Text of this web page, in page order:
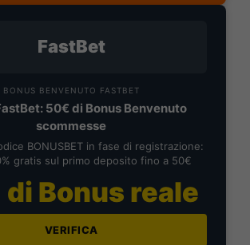
FastBet
BONUS BENVENUTO FASTBET
50€ di Bonus Benvenuto
scommesse
BONUSBET in fase di registrazione:
gratis sul primo deposito fino a 50€
Bonus reale
VERIFICA